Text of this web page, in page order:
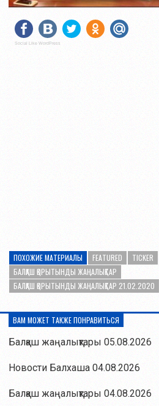
Social Like WordPress
ПОХОЖИЕ МАТЕРИАЛЫ FEATURED TICKER
БАЛҚАШ ҚОРЫТЫНДЫ ЖАҢАЛЫҚТАР
БАЛҚАШ ҚОРЫТЫНДЫ ЖАҢАЛЫҚТАР 21.02.2020
ВАМ МОЖЕТ ТАКЖЕ ПОНРАВИТЬСЯ
Балқаш жаңалықтары 05.08.2026
Новости Балхаша 04.08.2026
Балқаш жаңалықтары 04.08.2026